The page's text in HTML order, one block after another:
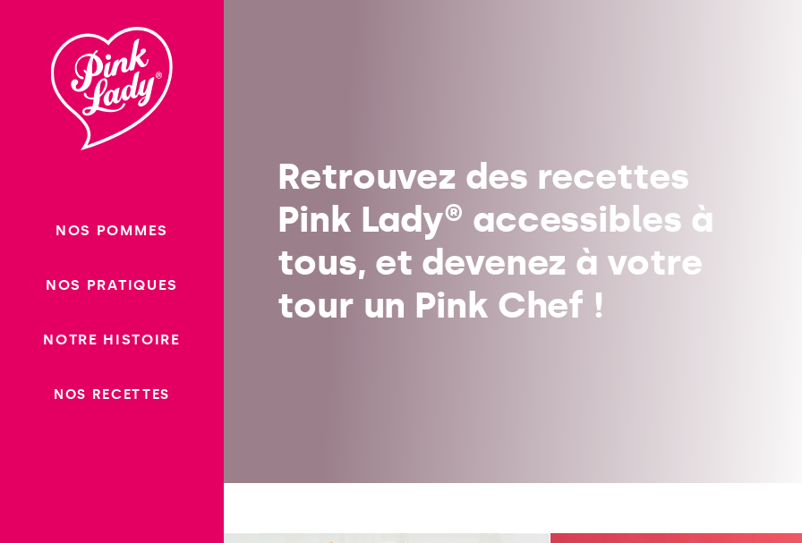
contenu
NOS POMMES
NOS PRATIQUES
NOTRE HISTOIRE
NOS RECETTES
Retrouvez des recettes
Pink Lady® accessibles à
tous, et devenez à votre
tour un Pink Chef !